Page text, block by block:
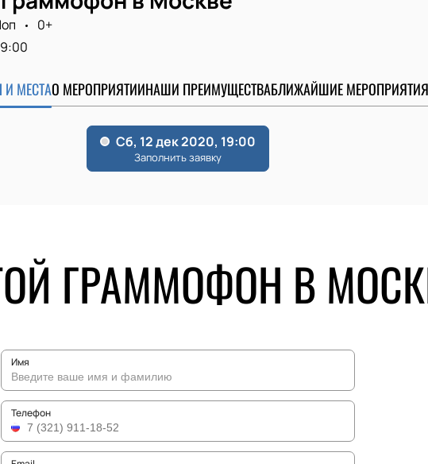
0+
МЕСТАО МЕРОПРИЯТИИНАШИ ПРЕИМУЩЕСТВАБЛИЖАЙШИЕ МЕРОПРИЯТИЯ
ГРАММОФОН В
Имя
Телефон